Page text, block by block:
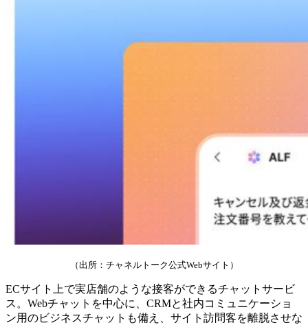
（出所：チャネルトーク公式Webサイト）
ECサイト上で実店舗のような接客ができるチャットサービ
ス。Webチャットを中心に、CRMと社内コミュニケーショ
ン用のビジネスチャットも備え、サイト訪問客を離脱させな